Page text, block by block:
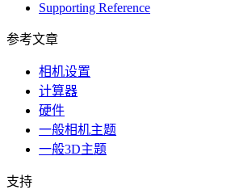
Supporting Reference
参考文章
相机设置
计算器
硬件
一般相机主题
一般3D主题
支持